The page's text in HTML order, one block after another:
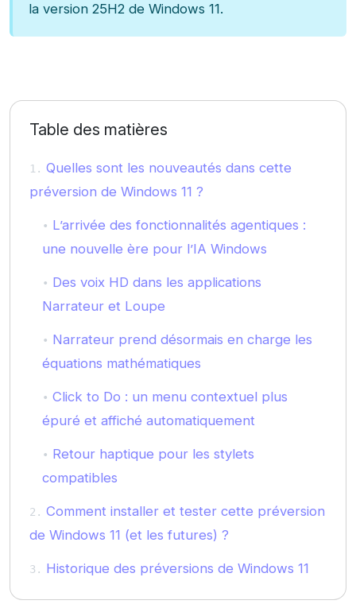
la version 25H2 de Windows 11.
Table des matières
Quelles sont les nouveautés dans cette
préversion de Windows 11 ?
L’arrivée des fonctionnalités agentiques :
une nouvelle ère pour l’IA Windows
Des voix HD dans les applications
Narrateur et Loupe
Narrateur prend désormais en charge les
équations mathématiques
Click to Do : un menu contextuel plus
épuré et affiché automatiquement
Retour haptique pour les stylets
compatibles
Comment installer et tester cette préversion
de Windows 11 (et les futures) ?
Historique des préversions de Windows 11